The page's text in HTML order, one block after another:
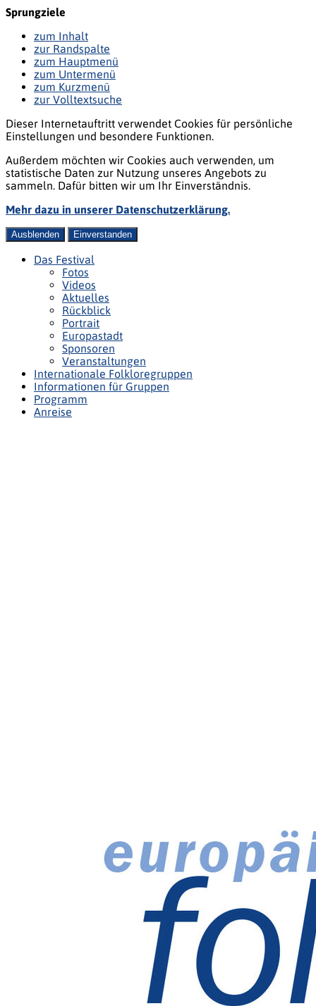
Sprungziele
zum Inhalt
zur Randspalte
zum Hauptmenü
zum Untermenü
zum Kurzmenü
zur Volltextsuche
Dieser Internetauftritt verwendet Cookies für persönliche
Einstellungen und besondere Funktionen.
Außerdem möchten wir Cookies auch verwenden, um
statistische Daten zur Nutzung unseres Angebots zu
sammeln. Dafür bitten wir um Ihr Einverständnis.
Mehr dazu in unserer Datenschutzerklärung.
Ausblenden Einverstanden
Das Festival
Fotos
Videos
Aktuelles
Rückblick
Portrait
Europastadt
Sponsoren
Veranstaltungen
Internationale Folkloregruppen
Informationen für Gruppen
Programm
Anreise